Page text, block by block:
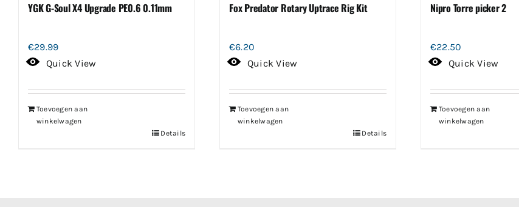
YGK G-Soul X4 Upgrade PE0.6 0.11mm
€29.99
Quick View
Toevoegen aan
winkelwagen
Details
Fox Predator Rotary Uptrace Rig Kit
€6.20
Quick View
Toevoegen aan
winkelwagen
Details
Nipro Torre picker 2
€22.50
Quick View
Toevoegen aan
winkelwagen